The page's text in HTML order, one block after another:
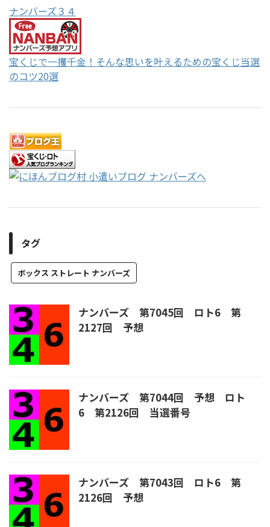
ナンバーズ３４
宝くじで一攫千金！そんな思いを叶えるための宝くじ当選
のコツ20選
タグ
ボックス ストレート ナンバーズ
ナンバーズ 第7045回 ロト6 第
2127回 予想
ナンバーズ 第7044回 予想 ロト
6 第2126回 当選番号
ナンバーズ 第7043回 ロト6 第
2126回 予想